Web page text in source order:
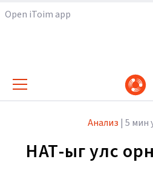
Open iToim app
Анализ | 5 мин
НӨАТ-ыг улс